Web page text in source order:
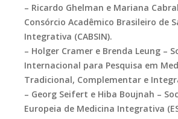
– Ricardo Ghelman e Mariana
Consórcio Acadêmico Brasileiro de
Integrativa (CABSIN).
– Holger Cramer e Brenda Leung –
Internacional para Pesquisa em
Tradicional, Complementar e
– Georg Seifert e Hiba Boujnah –
Europeia de Medicina Integrativa